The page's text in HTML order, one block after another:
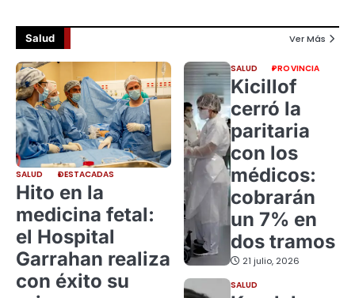
Salud Ver Más
SALUD DESTACADAS
Hito en la
medicina fetal:
el Hospital
Garrahan realiza
con éxito su
SALUD PROVINCIA
Kicillof
cerró la
paritaria
con los
médicos:
cobrarán
un 7% en
dos tramos
21 julio, 2026
SALUD